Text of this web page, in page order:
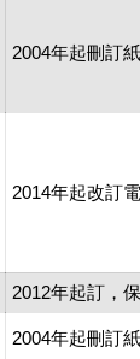
2004年起刪訂
2014年起改訂
2012年起訂 ，
2004年起刪訂